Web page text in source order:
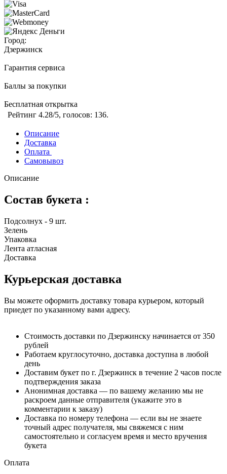
Город:
Дзержинск
Гарантия сервиса
Баллы за покупки
Бесплатная открытка
Рейтинг 4.28/5, голосов: 136.
Описание
Доставка
Оплата
Самовывоз
Описание
Состав букета :
Подсолнух - 9 шт.
Зелень
Упаковка
Лента атласная
Доставка
Курьерская доставка
Вы можете оформить доставку товара курьером, который
приедет по указанному вами адресу.
Стоимость доставки по Дзержинску начинается от 350
рублей
Работаем круглосуточно, доставка доступна в любой
день
Доставим букет по г. Дзержинск в течение 2 часов после
подтверждения заказа
Анонимная доставка — по вашему желанию мы не
раскроем данные отправителя (укажите это в
комментарии к заказу)
Доставка по номеру телефона — если вы не знаете
точный адрес получателя, мы свяжемся с ним
самостоятельно и согласуем время и место вручения
букета
Оплата